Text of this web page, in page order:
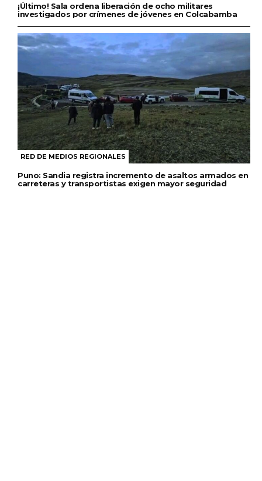
¡Último! Sala ordena liberación de ocho militares
investigados por crímenes de jóvenes en Colcabamba
RED DE MEDIOS REGIONALES
Puno: Sandia registra incremento de asaltos armados en
carreteras y transportistas exigen mayor seguridad